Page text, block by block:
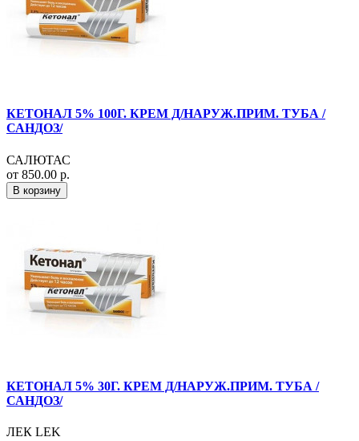
КЕТОНАЛ 5% 100Г. КРЕМ Д/НАРУЖ.ПРИМ. ТУБА /
САНДОЗ/
САЛЮТАС
от 850.00 р.
В корзину
КЕТОНАЛ 5% 30Г. КРЕМ Д/НАРУЖ.ПРИМ. ТУБА /
САНДОЗ/
ЛЕК LEK